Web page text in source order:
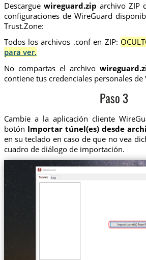
Descargue wireguard.zip archivo ZIP
configuraciones de WireGuard
Trust.Zone:
Todos los archivos .conf en ZIP:
para ver.
No compartas el archivo
contiene tus credenciales personales de
Paso 3
Cambie a la aplicación cliente
botón Importar túnel(es) desde
en su teclado en caso de que no vea
cuadro de diálogo de importación.